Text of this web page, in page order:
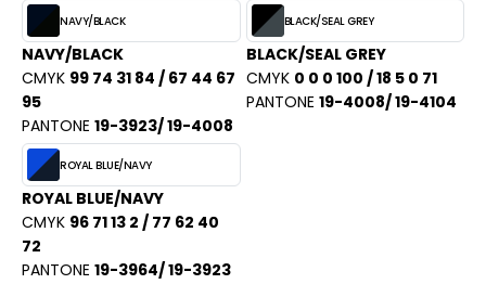
VETEMENTS
SHIRT
SHIRT
PROFESSIONNELLE
- BLANKS
COOL
HOODS
T'S
NAVY/BLACK
NAVY/BLACK
CMYK 99 74 31 84 / 67 44 67
95
PANTONE 19-3923/ 19-4008
BLACK/SEAL GREY
BLACK/SEAL GREY
CMYK 0 0 0 100 / 18 5 0 71
PANTONE 19-4008/ 19-4104
ROYAL BLUE/NAVY
ROYAL BLUE/NAVY
CMYK 96 71 13 2 / 77 62 40
72
PANTONE 19-3964/ 19-3923